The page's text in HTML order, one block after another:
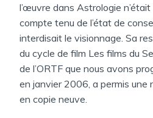
l’œuvre dans Astrologie
compte tenu de l’état de
interdisait le visionnage. Sa
du cycle de film Les films du
de l’ORTF que nous avons
en janvier 2006, a permis une
en copie neuve.